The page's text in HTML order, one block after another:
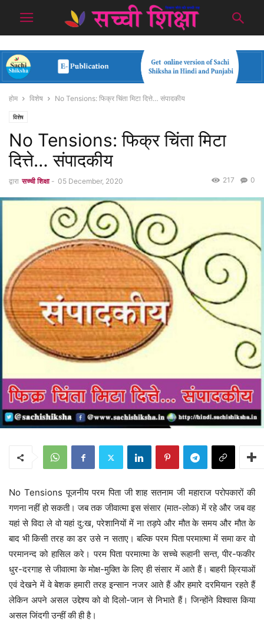
होम विशेष No Tensions: फिक्र चिंता मिटा दित्ते… संपादकीय
विशेष
No Tensions: फिक्र चिंता मिटा
दित्ते… संपादकीय
द्वारा सच्ची शिक्षा - 05 December, 2020 0
217
No Tensions पूजनीय परम पिता जी शाह सतनाम जी महाराज परोपकारों की
गणना नहीं हो सकती। जब तक जीवात्मा इस संसार (मात-लोक) में रहे और जब वह
यहां से विदा ले वो यहां दु:ख, परेशानियों में ना तड़पे और मौत के समय और मौत के
बाद भी किसी तरह का डर उसे न सताए। बल्कि परम पिता परमात्मा में समा कर वो
परमानन्द को हासिल करे। परम पिता परमात्मा के सच्चे रूहानी सन्त, पीर-फकीर
धुर-दरगाह से जीवात्मा के मोक्ष-मुक्ति के लिए ही संसार में आते हैं। बाहरी क्रियाओं
एवं देखने में वे बेशक हमारी तरह इन्सान नजर आते हैं और हमारे दरमियान रहते हैं
लेकिन अपने असल उद्देश्य को वो दिलो-जान से निभाते हैं। जिन्होंने विश्वास किया
असल जिंदगी उन्हीं की ही है।